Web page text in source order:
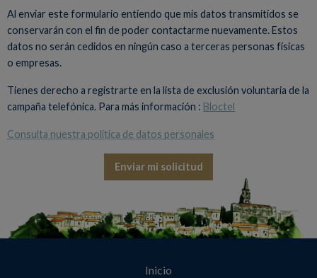
Al enviar este formulario entiendo que mis datos transmitidos se
conservarán con el fin de poder contactarme nuevamente. Estos
datos no serán cedidos en ningún caso a terceras personas físicas
o empresas.
Tienes derecho a registrarte en la lista de exclusión voluntaria de la
campaña telefónica. Para más información : Bloctel
Consulta nuestra política de datos personales
Enviar mi solicitud
Inicio